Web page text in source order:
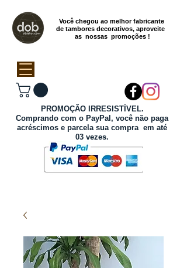
Você chegou ao melhor fabricante
de tambores decorativos, aproveite
as nossas promoções !
PROMOÇÃO IRRESISTÍVEL.
Comprando com o PayPal, você não paga
acréscimos e parcela sua compra em até
03 vezes.